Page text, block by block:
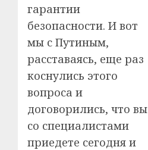
гарантии
безопасности. И вот
мы с Путиным,
расставаясь, еще раз
коснулись этого
вопроса и
договорились, что вы
со специалистами
приедете сегодня и